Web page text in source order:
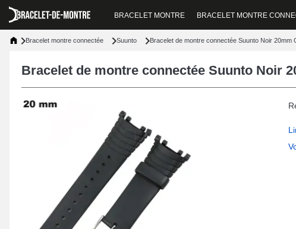
BRACELET MONTRE BRACELET MONTRE
Bracelet montre connectée Suunto Bracelet de montre connectée Suunto Noir 20mm
Bracelet de montre connectée Suunto Noir